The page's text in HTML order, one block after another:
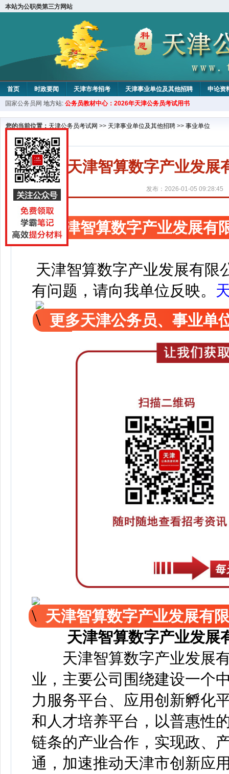
本站为公职类第三方网站
首页 时政要闻 天津市考招考 天津事业单位及其他招聘 申论资
教材中心
国家公务员网 地方站: 公务员教材中心：2026年天津公务员考试用书
您的当前位置： 天津公务员考试网 >> 天津事业单位及其他招聘 >> 事业单位
天津智算数字产业发展
发布：2026-01-05 09:28:45
天津智算数字产业发展有
天津智算数字产业发展有限
有问题，请向我单位反映。
更多天津公务员、事业单
天津智算数字产业发展有
天津智算数字产业发展
天津智算数字产业发展有
业，主要公司围绕建设一个
力服务平台、应用创新孵化
和人才培养平台，以普惠性
链条的产业合作，实现政、
通，加速推动天津市创新应